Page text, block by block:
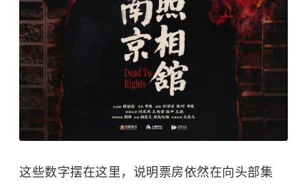
这些数字摆在这里，说明票房依然在向头部集